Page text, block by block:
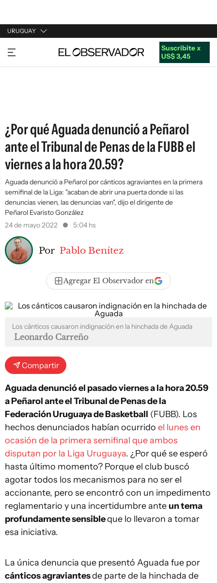
URUGUAY
URUGUAY
ARGENTINA
Suscribite x
US$ 3,45
¿Por qué Aguada denunció a Peñarol
ante el Tribunal de Penas de la FUBB el
viernes a la hora 20.59?
Aguada denunció a Peñarol por cánticos agraviantes en la primera
semifinal de la Liga: "acaban de abrir una puerta donde si las
denuncias vienen, las denuncias van", dijo el dirigente de
Peñarol Evaristo González
24 de mayo 2022
5:04 hs
Por Pablo Benítez
Agregar El Observador en
Los cánticos causaron indignación en la hinchada de Aguada
Leonardo Carreño
Compartir
Aguada denunció el pasado viernes a la hora 20.59
a Peñarol ante el Tribunal de Penas de la
Federación Uruguaya de Basketball (FUBB). Los
hechos denunciados habían ocurrido el lunes en
ocasión de la primera semifinal que ambos
disputan por la Liga Uruguaya. ¿Por qué se esperó
hasta último momento? Porque el club buscó
agotar todos los mecanismos para no ser el
accionante, pero se encontró con un impedimento
reglamentario y una incertidumbre ante un tema
profundamente sensibleque lo llevaron a tomar
esa iniciativa.
La única denuncia que presentó Aguada fue por
cánticos agraviantesde parte de la hinchada de